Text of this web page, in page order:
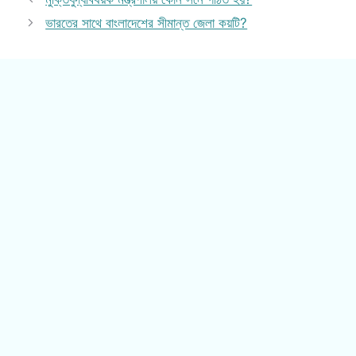
ভারতের সাথে বাংলাদেশের সীমান্ত জেলা কয়টি?